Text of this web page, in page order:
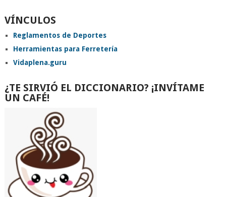
VÍNCULOS
Reglamentos de Deportes
Herramientas para Ferretería
Vidaplena.guru
¿TE SIRVIÓ EL DICCIONARIO? ¡INVÍTAME
UN CAFÉ!